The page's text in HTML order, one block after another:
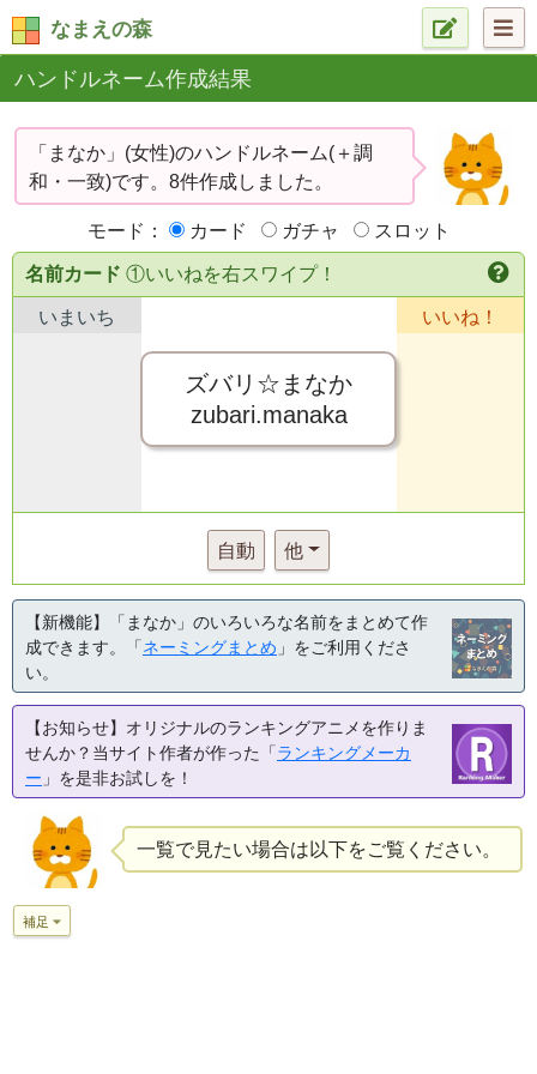
なまえの森
ハンドルネーム作成結果
「まなか」(女性)のハンドルネーム(＋調
和・一致)です。8件作成しました。
モード： カード ガチャ スロット
名前カード ①いいねを右スワイプ！
いまいち
ズバリ☆まなか
zubari.manaka
いいね！
自動 他
【新機能】「まなか」のいろいろな名前をまとめて作
成できます。「ネーミングまとめ 」をご利用くださ
い。
【お知らせ】オリジナルのランキングアニメを作りま
せんか？当サイト作者が作った「ランキングメーカ
ー 」を是非お試しを！
一覧で見たい場合は以下をご覧ください。
補足